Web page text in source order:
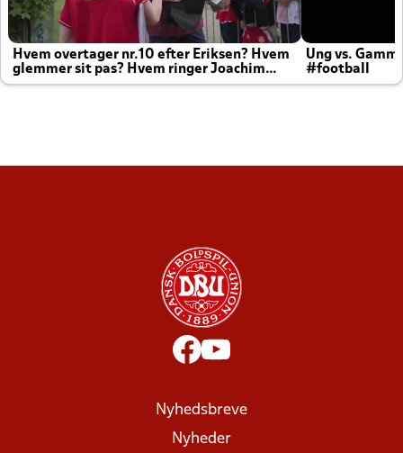
Hvem overtager nr.10 efter Eriksen? Hvem
glemmer sit pas? Hvem ringer Joachim
altid til efter kampe?
Ung vs.
#football
Nyhedsbreve
Nyheder